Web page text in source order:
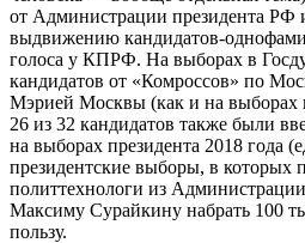
от Администрации президента РФ
выдвижению кандидатов-
голоса у КПРФ. На выборах в
кандидатов от «Комроссов» по
Мэрией Москвы (как и на выборах
26 из 32 кандидатов также были
на выборах президента 2018 года
президентские выборы, в
политтехнологи из
Максиму Сурайкину набрать 100
пользу.